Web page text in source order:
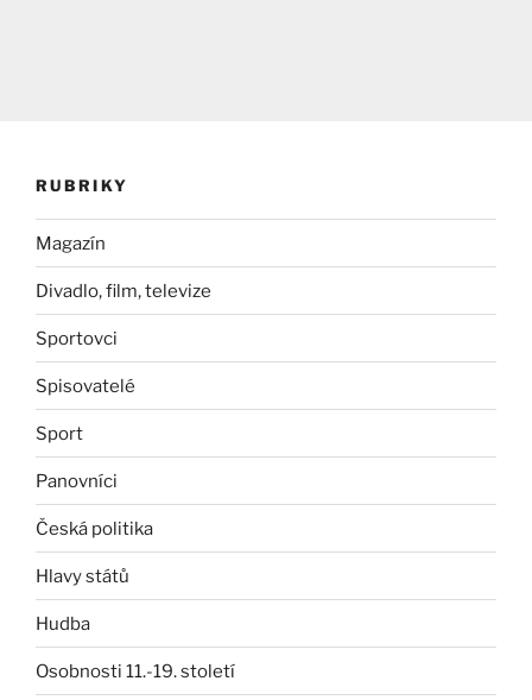
RUBRIKY
Magazín
Divadlo, film, televize
Sportovci
Spisovatelé
Sport
Panovníci
Česká politika
Hlavy států
Hudba
Osobnosti 11.-19. století